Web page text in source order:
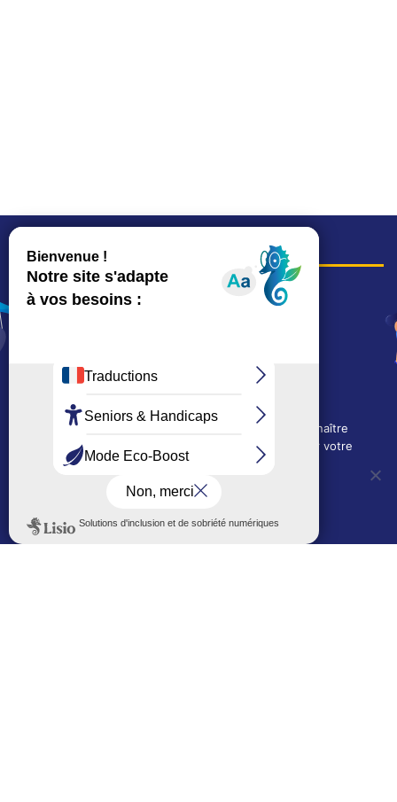
COORDONNÉES
Hôtel de ville
15, rue Charles-Duflos
Depuis le 28/01/2026 :
90, rue de l'Abbé Jean-Glatz
01 71 11 45 45
Mairie de quartier Les Bruyères
2, allée Marc-Birkigt
01 56 83 75 10
Voir les horaires
LES AUTRES SITES DE LA VILLE
Nous utilisons des cookies techniques pour connaître
l'évolution de l'audience du site et pour améliorer votre
expérience.
OUI, j'accepte
Politique de confidentialité